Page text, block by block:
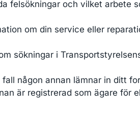
felsökningar och vilket arbete
om din service eller
sökningar i
någon annan lämnar in ditt
är registrerad som ägare för